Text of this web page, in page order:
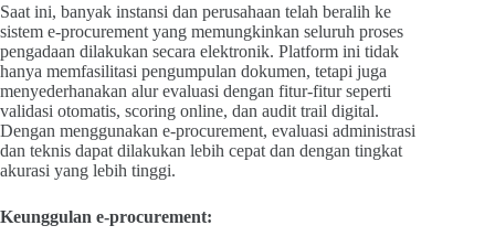
Saat ini, banyak instansi dan perusahaan telah beralih ke
sistem e-procurement yang memungkinkan seluruh proses
pengadaan dilakukan secara elektronik. Platform ini tidak
hanya memfasilitasi pengumpulan dokumen, tetapi juga
menyederhanakan alur evaluasi dengan fitur-fitur seperti
validasi otomatis, scoring online, dan audit trail digital.
Dengan menggunakan e-procurement, evaluasi administrasi
dan teknis dapat dilakukan lebih cepat dan dengan tingkat
akurasi yang lebih tinggi.
Keunggulan e-procurement: